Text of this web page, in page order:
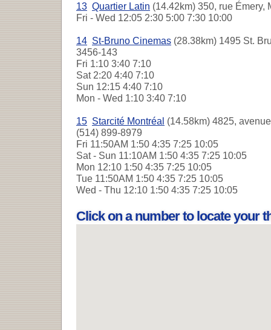
13 Quartier Latin (14.42km) 350, rue Émery,
Fri - Wed 12:05 2:30 5:00 7:30 10:00
14 St-Bruno Cinemas (28.38km) 1495 St.
3456-143
Fri 1:10 3:40 7:10
Sat2:20 4:40 7:10
Sun 12:15 4:40 7:10
Mon - Wed 1:10 3:40 7:10
15 Starcité Montréal (14.58km) 4825,
(514) 899-8979
Fri 11:50AM 1:50 4:35 7:25 10:05
Sat - Sun 11:10AM 1:50 4:35 7:25 10:05
Mon 12:10 1:50 4:35 7:25 10:05
Tue 11:50AM 1:50 4:35 7:25 10:05
Wed - Thu 12:10 1:50 4:35 7:25 10:05
Click on a number to locate your